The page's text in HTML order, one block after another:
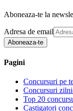
Aboneaza-te la
Adresa de email
Aboneaza-te
Pagini
Concursuri pe
Concursuri
Top 20
Castigatori